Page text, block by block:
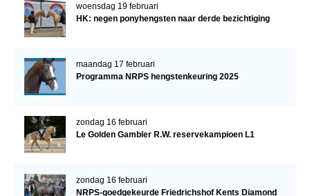
woensdag 19 februari
HK: negen ponyhengsten naar derde bezichtiging
maandag 17 februari
Programma NRPS hengstenkeuring 2025
zondag 16 februari
Le Golden Gambler R.W. reservekampioen L1
zondag 16 februari
NRPS-goedgekeurde Friedrichshof Kents Diamond